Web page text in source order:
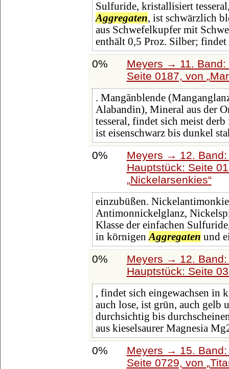
Sulfuride, kristallisiert
Aggregaten, ist schwärzlich
aus Schwefelkupfer mit
enthält 0,5 Proz. Silber;
0%
Meyers → 11.
Seite 0187, von
. Mangānblende
Alabandin), Mineral aus der
tesseral, findet sich meist
ist eisenschwarz bis dunkel
0%
Meyers → 12.
Hauptstück: Seite
Nickelarsenkies
einzubüßen.
Antimonnickelglanz,
Klasse der einfachen
in körnigen Aggregaten und
0%
Meyers → 12.
Hauptstück: Seite
, findet sich eingewachsen in
auch lose, ist grün, auch gelb
durchsichtig bis
aus kieselsaurer Magnesia
0%
Meyers → 15.
Seite 0729, von